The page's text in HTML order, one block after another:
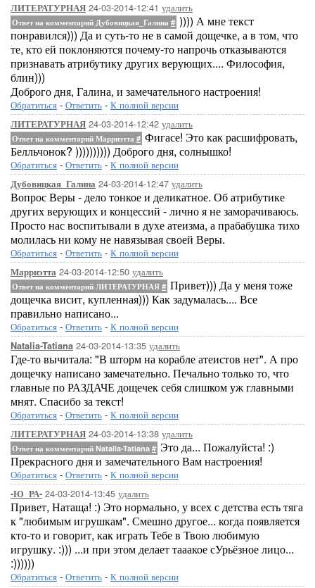
ЛИТЕРАТУРНАЯ 24-03-2014-12:41 удалить
Ответ на комментарий Дубовицкая_Галина # )))) А мне текст
понравился))) Да и суть-то не в самой дощечке, а в том, что
те, кто ей поклоняются почему-то напрочь отказываются
признавать атрибутику других верующих.... Философия,
блин)))
Доброго дня, Галина, и замечательного настроения!
Обратиться - Ответить - К полной версии
ЛИТЕРАТУРНАЯ 24-03-2014-12:42 удалить
Ответ на комментарий Марриэтта # Фигасе! Это как расшифровать,
Белльчонок? )))))))))) Доброго дня, солнышко!
Обратиться - Ответить - К полной версии
Дубовицкая_Галина 24-03-2014-12:47 удалить
Вопрос Веры - дело тонкое и деликатное. Об атрибутике
других верующих и концессий - лично я не заморачиваюсь.
Просто нас воспитывали в духе атеизма, а прабабушка тихо
молилась ни кому не навязывая своей Веры.
Обратиться - Ответить - К полной версии
Марриэтта 24-03-2014-12:50 удалить
Ответ на комментарий ЛИТЕРАТУРНАЯ # Привет))) Да у меня тоже
дощечка висит, купленная))) Как задумалась.... Все
правильно написано...
Обратиться - Ответить - К полной версии
Natalia-Tatiana 24-03-2014-13:35 удалить
Где-то вычитала: "В шторм на корабле атеистов нет". А про
дощечку написано замечательно. Печально только то, что
главные по РАЗДАЧЕ дощечек себя слишком уж главными
мнят. Спасибо за текст!
Обратиться - Ответить - К полной версии
ЛИТЕРАТУРНАЯ 24-03-2014-13:38 удалить
Ответ на комментарий Natalia-Tatiana # Это да... Пожалуйста! :)
Прекрасного дня и замечательного Вам настроения!
Обратиться - Ответить - К полной версии
-Ю_РА- 24-03-2014-13:45 удалить
Привет, Натаща! :) Это нормально, у всех с детства есть тяга
к "любимым игрушкам". Смешно другое... когда появляется
кто-то и говорит, как играть Тебе в Твою любимую
игрушку. :))) ...и при этом делает тааакое сУрьёзное лицо...
:))))))
Обратиться - Ответить - К полной версии